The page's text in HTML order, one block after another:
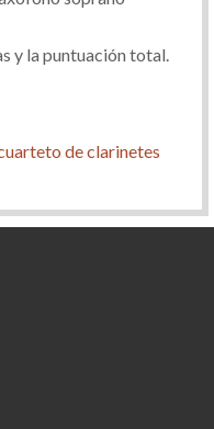
y la puntuación total.
de clarinetes